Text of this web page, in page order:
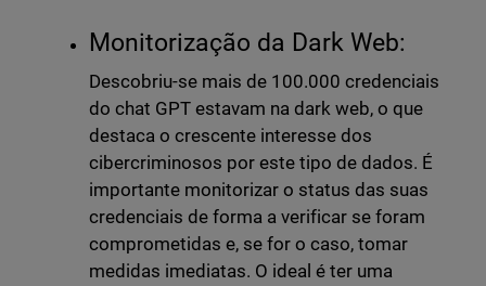
Monitorização da Dark Web:
Descobriu-se mais de 100.000 credenciais
do chat GPT estavam na dark web, o que
destaca o crescente interesse dos
cibercriminosos por este tipo de dados. É
importante monitorizar o status das suas
credenciais de forma a verificar se foram
comprometidas e, se for o caso, tomar
medidas imediatas. O ideal é ter uma